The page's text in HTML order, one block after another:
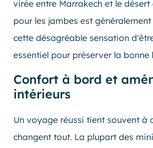
virée entre Marrakech et le
pour les jambes est
cette désagréable sensation
essentiel pour préserver la
Confort à bord et
intérieurs
Un voyage réussi tient souvent à
changent tout. La plupart des